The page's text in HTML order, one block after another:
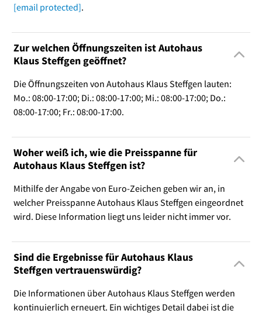
[email protected].
Zur welchen Öffnungszeiten ist Autohaus
Klaus Steffgen geöffnet?
Die Öffnungszeiten von Autohaus Klaus Steffgen lauten:
Mo.: 08:00-17:00; Di.: 08:00-17:00; Mi.: 08:00-17:00; Do.:
08:00-17:00; Fr.: 08:00-17:00.
Woher weiß ich, wie die Preisspanne für
Autohaus Klaus Steffgen ist?
Mithilfe der Angabe von Euro-Zeichen geben wir an, in
welcher Preisspanne Autohaus Klaus Steffgen eingeordnet
wird. Diese Information liegt uns leider nicht immer vor.
Sind die Ergebnisse für Autohaus Klaus
Steffgen vertrauenswürdig?
Die Informationen über Autohaus Klaus Steffgen werden
kontinuierlich erneuert. Ein wichtiges Detail dabei ist die